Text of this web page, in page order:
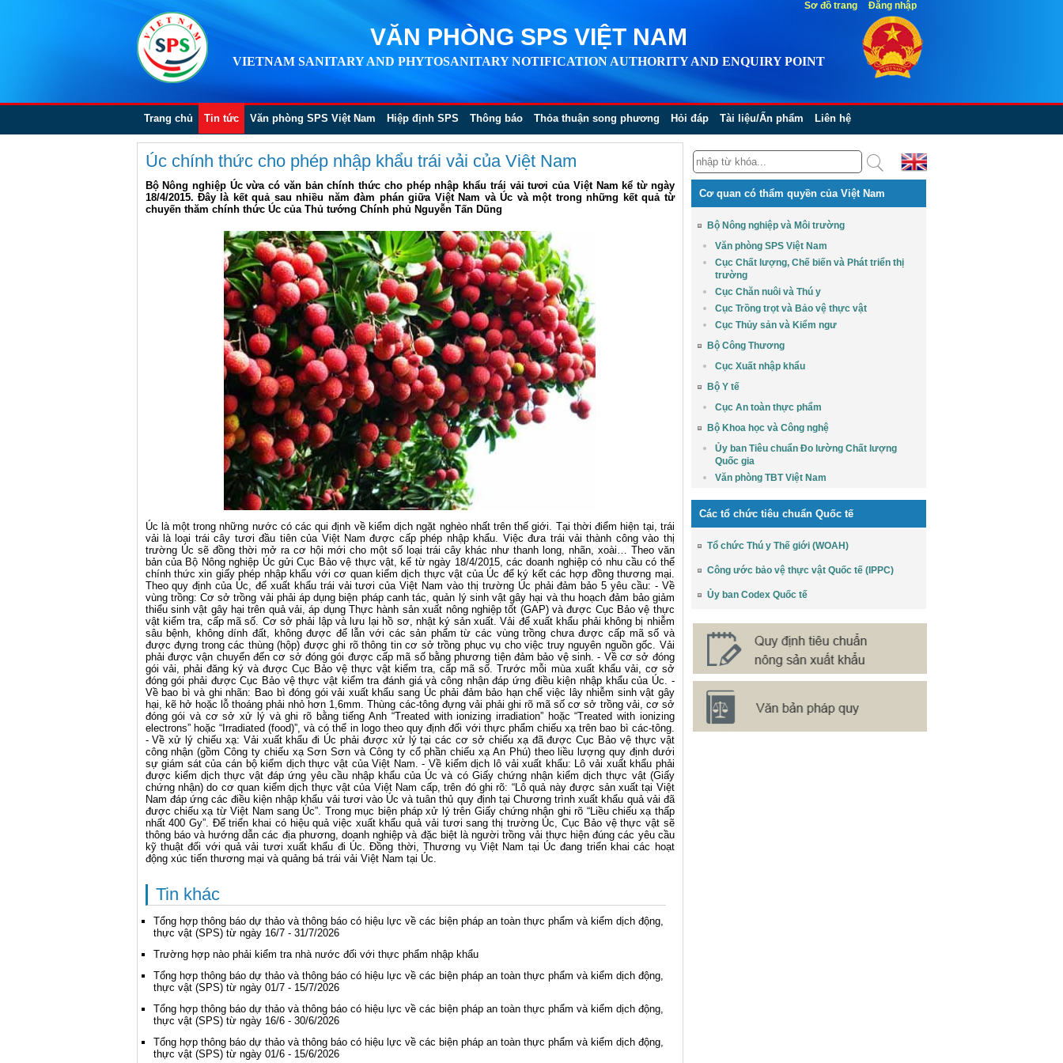
VĂN PHÒNG SPS VIỆT NAM
VIETNAM SANITARY AND PHYTOSANITARY NOTIFICATION AUTHORITY AND ENQUIRY POINT
Trang chủ Tin tức Văn phòng SPS Việt Nam Hiệp định SPS Thông báo Thỏa thuận song phương Hỏi đáp Tài liệu/Ấn phẩm Liên hệ
Úc chính thức cho phép nhập khẩu trái vải của Việt Nam
Bộ Nông nghiệp Úc vừa có văn bản chính thức cho phép nhập khẩu trái vải tươi của Việt Nam kể từ ngày
18/4/2015. Đây là kết quả sau nhiều năm đàm phán giữa Việt Nam và Úc và một trong những kết quả từ
chuyến thăm chính thức Úc của Thủ tướng Chính phủ Nguyễn Tấn Dũng
Úc là một trong những nước có các qui định về kiểm dịch ngặt nghèo nhất trên thế giới. Tại thời điểm hiện tại, trái
vải là loại trái cây tươi đầu tiên của Việt Nam được cấp phép nhập khẩu. Việc đưa trái vải thành công vào thị
trường Úc sẽ đồng thời mở ra cơ hội mới cho một số loại trái cây khác như thanh long, nhãn, xoài… Theo văn
bản của Bộ Nông nghiệp Úc gửi Cục Bảo vệ thực vật, kể từ ngày 18/4/2015, các doanh nghiệp có nhu cầu có thể
chính thức xin giấy phép nhập khẩu với cơ quan kiểm dịch thực vật của Úc để ký kết các hợp đồng thương mại.
Theo quy định của Úc, để xuất khẩu trái vải tươi của Việt Nam vào thị trường Úc phải đảm bảo 5 yêu cầu: - Về
vùng trồng: Cơ sở trồng vải phải áp dụng biện pháp canh tác, quản lý sinh vật gây hại và thu hoạch đảm bảo giảm
thiểu sinh vật gây hại trên quả vải, áp dụng Thực hành sản xuất nông nghiệp tốt (GAP) và được Cục Bảo vệ thực
vật kiểm tra, cấp mã số. Cơ sở phải lập và lưu lại hồ sơ, nhật ký sản xuất. Vải để xuất khẩu phải không bị nhiễm
sâu bệnh, không dính đất, không được để lẫn với các sản phẩm từ các vùng trồng chưa được cấp mã số và
được đựng trong các thùng (hộp) được ghi rõ thông tin cơ sở trồng phục vụ cho việc truy nguyên nguồn gốc. Vải
phải được vận chuyển đến cơ sở đóng gói được cấp mã số bằng phương tiện đảm bảo vệ sinh. - Về cơ sở đóng
gói vải, phải đăng ký và được Cục Bảo vệ thực vật kiểm tra, cấp mã số. Trước mỗi mùa xuất khẩu vải, cơ sở
đóng gói phải được Cục Bảo vệ thực vật kiểm tra đánh giá và công nhận đáp ứng điều kiện nhập khẩu của Úc. -
Về bao bì và ghi nhãn: Bao bì đóng gói vải xuất khẩu sang Úc phải đảm bảo hạn chế việc lây nhiễm sinh vật gây
hại, kẽ hở hoặc lỗ thoáng phải nhỏ hơn 1,6mm. Thùng các-tông đựng vải phải ghi rõ mã số cơ sở trồng vải, cơ sở
đóng gói và cơ sở xử lý và ghi rõ bằng tiếng Anh “Treated with ionizing irradiation” hoặc “Treated with ionizing
electrons” hoặc “Irradiated (food)”, và có thể in logo theo quy định đối với thực phẩm chiếu xạ trên bao bì các-tông.
- Về xử lý chiếu xạ: Vải xuất khẩu đi Úc phải được xử lý tại các cơ sở chiếu xạ đã được Cục Bảo vệ thực vật
công nhận (gồm Công ty chiếu xạ Sơn Sơn và Công ty cổ phần chiếu xạ An Phú) theo liều lượng quy định dưới
sự giám sát của cán bộ kiểm dịch thực vật của Việt Nam. - Về kiểm dịch lô vải xuất khẩu: Lô vải xuất khẩu phải
được kiểm dịch thực vật đáp ứng yêu cầu nhập khẩu của Úc và có Giấy chứng nhận kiểm dịch thực vật (Giấy
chứng nhận) do cơ quan kiểm dịch thực vật của Việt Nam cấp, trên đó ghi rõ: “Lô quả này được sản xuất tại Việt
Nam đáp ứng các điều kiện nhập khẩu vải tươi vào Úc và tuân thủ quy định tại Chương trình xuất khẩu quả vải đã
được chiếu xạ từ Việt Nam sang Úc”. Trong mục biện pháp xử lý trên Giấy chứng nhận ghi rõ “Liều chiếu xạ thấp
nhất 400 Gy”. Để triển khai có hiệu quả việc xuất khẩu quả vải tươi sang thị trường Úc, Cục Bảo vệ thực vật sẽ
thông báo và hướng dẫn các địa phương, doanh nghiệp và đặc biệt là người trồng vải thực hiện đúng các yêu cầu
kỹ thuật đối với quả vải tươi xuất khẩu đi Úc. Đồng thời, Thương vụ Việt Nam tại Úc đang triển khai các hoạt
động xúc tiến thương mại và quảng bá trái vải Việt Nam tại Úc.
Tin khác
Tổng hợp thông báo dự thảo và thông báo có hiệu lực về các biện pháp an toàn thực phẩm và kiểm dịch động,
thực vật (SPS) từ ngày 16/7 - 31/7/2026
Trường hợp nào phải kiểm tra nhà nước đối với thực phẩm nhập khẩu
Tổng hợp thông báo dự thảo và thông báo có hiệu lực về các biện pháp an toàn thực phẩm và kiểm dịch động,
thực vật (SPS) từ ngày 01/7 - 15/7/2026
Tổng hợp thông báo dự thảo và thông báo có hiệu lực về các biện pháp an toàn thực phẩm và kiểm dịch động,
thực vật (SPS) từ ngày 16/6 - 30/6/2026
Tổng hợp thông báo dự thảo và thông báo có hiệu lực về các biện pháp an toàn thực phẩm và kiểm dịch động,
thực vật (SPS) từ ngày 01/6 - 15/6/2026
Cơ quan có thẩm quyền của Việt Nam
Bộ Nông nghiệp và Môi trường
Văn phòng SPS Việt Nam
Cục Chất lượng, Chế biến và Phát triển thị
trường
Cục Chăn nuôi và Thú y
Cục Trồng trọt và Bảo vệ thực vật
Cục Thủy sản và Kiểm ngư
Bộ Công Thương
Cục Xuất nhập khẩu
Bộ Y tế
Cục An toàn thực phẩm
Bộ Khoa học và Công nghệ
Ủy ban Tiêu chuẩn Đo lường Chất lượng
Quốc gia
Văn phòng TBT Việt Nam
Các tổ chức tiêu chuẩn Quốc tế
Tổ chức Thú y Thế giới (WOAH)
Công ước bảo vệ thực vật Quốc tế (IPPC)
Ủy ban Codex Quốc tế
Sơ đồ trang Đăng nhập